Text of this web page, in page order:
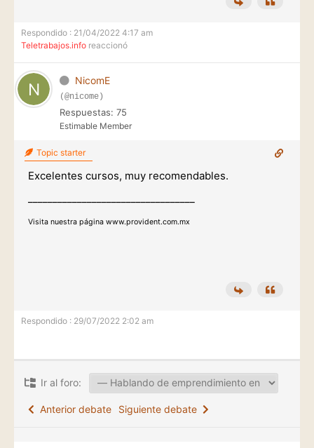
Respondido : 21/04/2022 4:17 am
Teletrabajos.info reaccionó
NicomE
(@nicome)
Respuestas: 75
Estimable Member
Topic starter
Excelentes cursos, muy recomendables.
Visita nuestra página www.provident.com.mx
Respondido : 29/07/2022 2:02 am
Ir al foro:
Anterior debate Siguiente debate